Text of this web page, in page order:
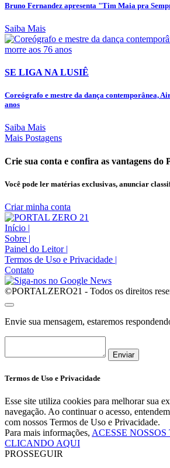
Bruno Fernandez apresenta "Tim Maia pra
Saiba Mais
SE LIGA NA LUSIÊ
Coreógrafo e mestre da dança contemporânea,
anos
Saiba Mais
Mais Postagens
Crie sua conta e confira as vantagens do
Você pode ler matérias exclusivas, anunciar
Criar minha conta
Início |
Sobre |
Painel do Leitor |
Termos de Uso e Privacidade |
Contato
©PORTALZERO21 - Todos os direitos
Envie sua mensagem, estaremos
Enviar
Termos de Uso e Privacidade
Esse site utiliza cookies para melhorar sua
navegação. Ao continuar o acesso,
com nossos Termos de Uso e Privacidade.
Para mais informações, ACESSE NOSSOS
CLICANDO AQUI
PROSSEGUIR